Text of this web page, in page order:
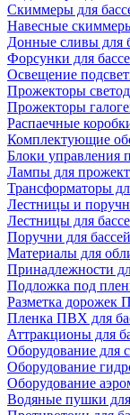
Скиммеры для
Навесные
Донные сливы для
Форсунки для
Освещение
Прожекторы
Прожекторы
Распаечные
Комплектующие
Блоки управления
Лампы для
Трансформаторы
Лестницы и
Лестницы для
Поручни для
Материалы для
Принадлежности
Подложка под
Разметка дорожек
Пленка ПВХ для
Аттракционы для
Оборудование для
Оборудование
Оборудование
Водяные пушки для